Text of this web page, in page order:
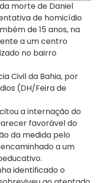
morte de Daniel
de homicídio
de 15 anos, na
a um centro
no bairro
Civil da Bahia, por
(DH/Feira de
a internação do
favorável do
da medida pelo
a um
identificado o